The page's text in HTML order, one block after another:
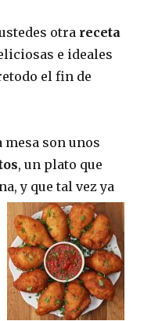
otra receta
e ideales
el fin de
mesa son unos
, un plato que
y que tal vez ya